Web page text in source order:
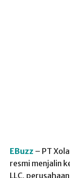
EBuzz – PT
resmi menjalin
LLC,